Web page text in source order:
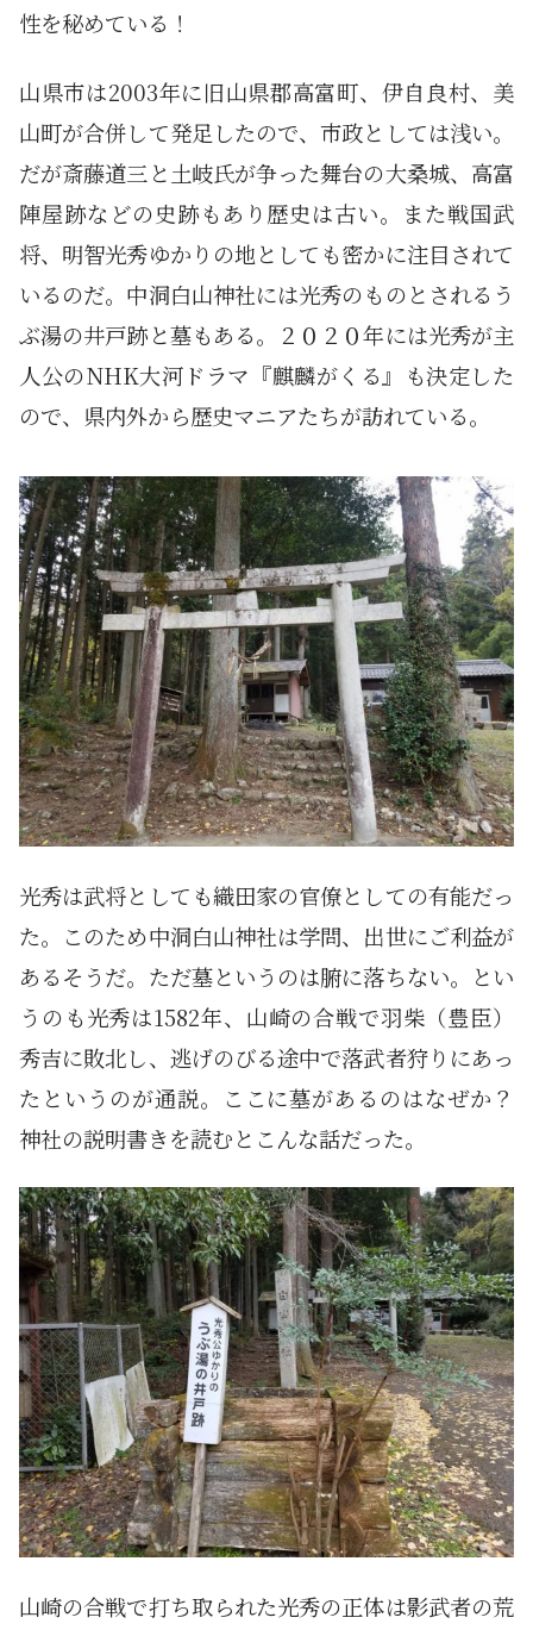
性を秘めている！
山県市は2003年に旧山県郡高富町、伊自良村、美
山町が合併して発足したので、市政としては浅い。
だが斎藤道三と土岐氏が争った舞台の大桑城、高富
陣屋跡などの史跡もあり歴史は古い。また戦国武
将、明智光秀ゆかりの地としても密かに注目されて
いるのだ。中洞白山神社には光秀のものとされるう
ぶ湯の井戸跡と墓もある。２０２０年には光秀が主
人公のNHK大河ドラマ『麒麟がくる』も決定した
ので、県内外から歴史マニアたちが訪れている。
光秀は武将としても織田家の官僚としての有能だっ
た。このため中洞白山神社は学問、出世にご利益が
あるそうだ。ただ墓というのは腑に落ちない。とい
うのも光秀は1582年、山崎の合戦で羽柴（豊臣）
秀吉に敗北し、逃げのびる途中で落武者狩りにあっ
たというのが通説。ここに墓があるのはなぜか？
神社の説明書きを読むとこんな話だった。
山崎の合戦で打ち取られた光秀の正体は影武者の荒